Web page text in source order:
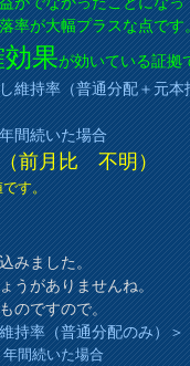
率が大幅プラスな点です
果が効いている証拠
維持率（普通分配＋元
間続いた場合
前月比 不明）
す。
みました。
うがありませんね。
のですので。
持率（普通分配のみ）＞
間続いた場合